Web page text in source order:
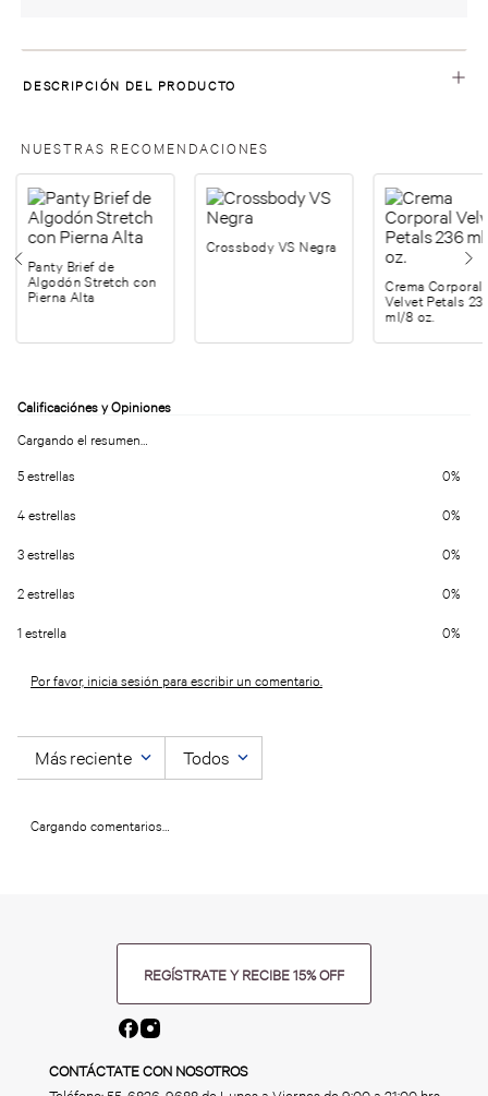
DESCRIPCIÓN DEL PRODUCTO
NUESTRAS RECOMENDACIONES
Panty Brief de
Algodón Stretch con
Pierna Alta
Crossbody VS Negra
Crema Corporal
Velvet Petals
ml/8 oz.
Cargando el resumen…
5 estrellas 0%
4 estrellas 0%
3 estrellas 0%
2 estrellas 0%
1 estrella 0%
Por favor, inicia sesión para escribir un comentario.
Más reciente Todos
Cargando comentarios…
REGÍSTRATE Y RECIBE 15% OFF
CONTÁCTATE CON NOSOTROS